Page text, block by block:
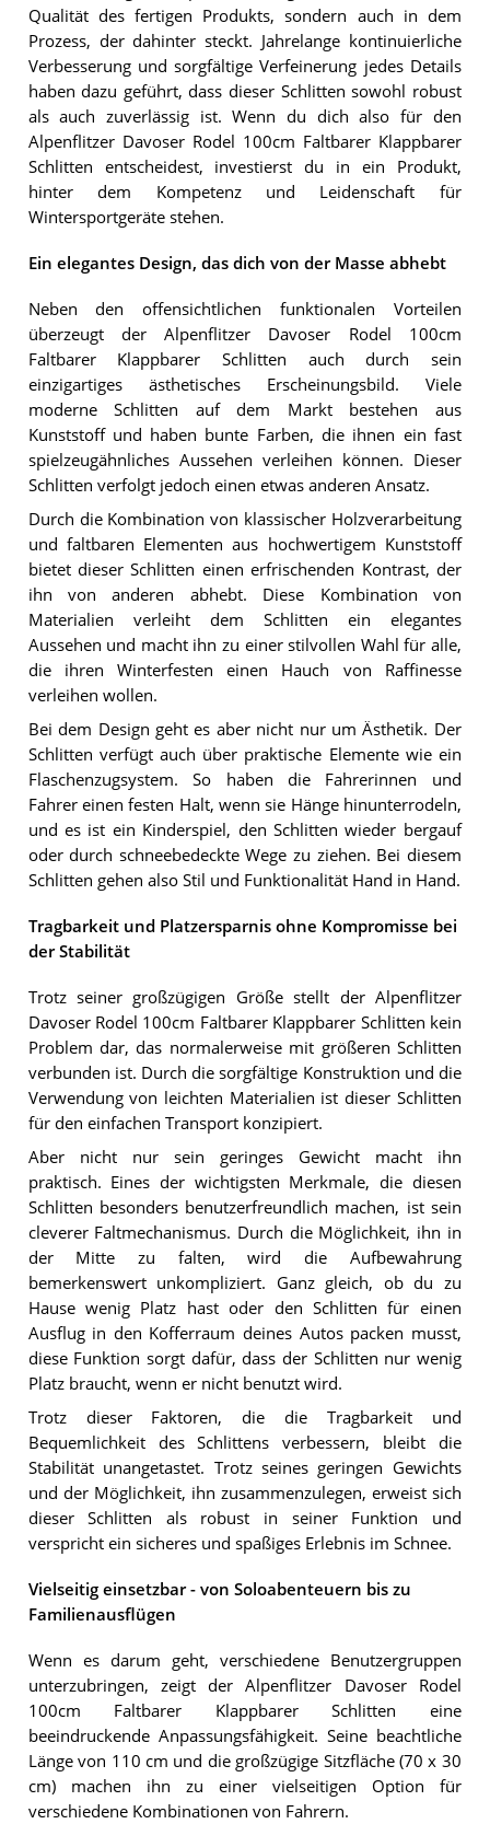
Qualität des fertigen Produkts, sondern auch in dem
Prozess, der dahinter steckt. Jahrelange kontinuierliche
Verbesserung und sorgfältige Verfeinerung jedes Details
haben dazu geführt, dass dieser Schlitten sowohl robust
als auch zuverlässig ist. Wenn du dich also für den
Alpenflitzer Davoser Rodel 100cm Faltbarer Klappbarer
Schlitten entscheidest, investierst du in ein Produkt,
hinter dem Kompetenz und Leidenschaft für
Wintersportgeräte stehen.
Ein elegantes Design, das dich von der Masse abhebt
Neben den offensichtlichen funktionalen Vorteilen
überzeugt der Alpenflitzer Davoser Rodel 100cm
Faltbarer Klappbarer Schlitten auch durch sein
einzigartiges ästhetisches Erscheinungsbild. Viele
moderne Schlitten auf dem Markt bestehen aus
Kunststoff und haben bunte Farben, die ihnen ein fast
spielzeugähnliches Aussehen verleihen können. Dieser
Schlitten verfolgt jedoch einen etwas anderen Ansatz.
Durch die Kombination von klassischer Holzverarbeitung
und faltbaren Elementen aus hochwertigem Kunststoff
bietet dieser Schlitten einen erfrischenden Kontrast, der
ihn von anderen abhebt. Diese Kombination von
Materialien verleiht dem Schlitten ein elegantes
Aussehen und macht ihn zu einer stilvollen Wahl für alle,
die ihren Winterfesten einen Hauch von Raffinesse
verleihen wollen.
Bei dem Design geht es aber nicht nur um Ästhetik. Der
Schlitten verfügt auch über praktische Elemente wie ein
Flaschenzugsystem. So haben die Fahrerinnen und
Fahrer einen festen Halt, wenn sie Hänge hinunterrodeln,
und es ist ein Kinderspiel, den Schlitten wieder bergauf
oder durch schneebedeckte Wege zu ziehen. Bei diesem
Schlitten gehen also Stil und Funktionalität Hand in Hand.
Tragbarkeit und Platzersparnis ohne Kompromisse bei
der Stabilität
Trotz seiner großzügigen Größe stellt der Alpenflitzer
Davoser Rodel 100cm Faltbarer Klappbarer Schlitten kein
Problem dar, das normalerweise mit größeren Schlitten
verbunden ist. Durch die sorgfältige Konstruktion und die
Verwendung von leichten Materialien ist dieser Schlitten
für den einfachen Transport konzipiert.
Aber nicht nur sein geringes Gewicht macht ihn
praktisch. Eines der wichtigsten Merkmale, die diesen
Schlitten besonders benutzerfreundlich machen, ist sein
cleverer Faltmechanismus. Durch die Möglichkeit, ihn in
der Mitte zu falten, wird die Aufbewahrung
bemerkenswert unkompliziert. Ganz gleich, ob du zu
Hause wenig Platz hast oder den Schlitten für einen
Ausflug in den Kofferraum deines Autos packen musst,
diese Funktion sorgt dafür, dass der Schlitten nur wenig
Platz braucht, wenn er nicht benutzt wird.
Trotz dieser Faktoren, die die Tragbarkeit und
Bequemlichkeit des Schlittens verbessern, bleibt die
Stabilität unangetastet. Trotz seines geringen Gewichts
und der Möglichkeit, ihn zusammenzulegen, erweist sich
dieser Schlitten als robust in seiner Funktion und
verspricht ein sicheres und spaßiges Erlebnis im Schnee.
Vielseitig einsetzbar - von Soloabenteuern bis zu
Familienausflügen
Wenn es darum geht, verschiedene Benutzergruppen
unterzubringen, zeigt der Alpenflitzer Davoser Rodel
100cm Faltbarer Klappbarer Schlitten eine
beeindruckende Anpassungsfähigkeit. Seine beachtliche
Länge von 110 cm und die großzügige Sitzfläche (70 x 30
cm) machen ihn zu einer vielseitigen Option für
verschiedene Kombinationen von Fahrern.